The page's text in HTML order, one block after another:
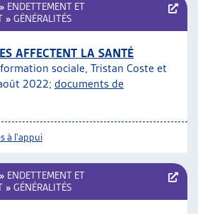
» ENDETTEMENT ET
» GÉNÉRALITÉS
AFFECTENT LA SANTÉ
sociale, Tristan Coste et
2022; documents de
à l'appui
» ENDETTEMENT ET
» GÉNÉRALITÉS